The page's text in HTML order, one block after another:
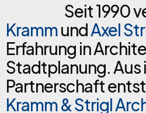
Seit 1990
KrammundAxel
Erfahrung in
Stadtplanung. Aus
Partnerschaft
Kramm & Strigl